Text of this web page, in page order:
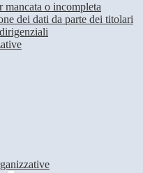
mancata o incompleta
dei dati da parte dei titolari